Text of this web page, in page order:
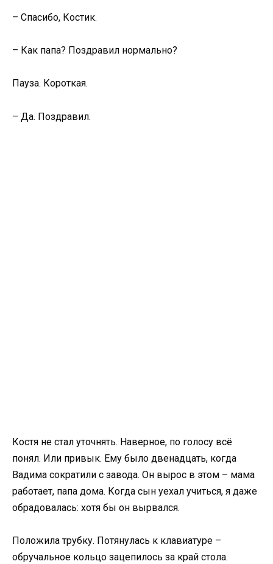
– Спасибо, Костик.
– Как папа? Поздравил нормально?
Пауза. Короткая.
– Да. Поздравил.
Костя не стал уточнять. Наверное, по голосу всё
понял. Или привык. Ему было двенадцать, когда
Вадима сократили с завода. Он вырос в этом – мама
работает, папа дома. Когда сын уехал учиться, я даже
обрадовалась: хотя бы он вырвался.
Положила трубку. Потянулась к клавиатуре –
обручальное кольцо зацепилось за край стола.